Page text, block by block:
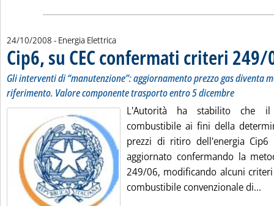
24/10/2008 - Energia Elettrica
Cip6, su CEC confermati criteri 249/
Gli interventi di “manutenzione”: aggiornamento prezzo gas diventa
riferimento. Valore componente trasporto entro 5 dicembre
L'Autorità ha stabilito che
combustibile ai fini della
prezzi di ritiro dell'energia
aggiornato confermando la
249/06, modificando alcuni
combustibile convenzionale di...